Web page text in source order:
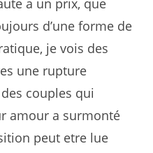
a un prix, que
d’une forme de
je vois des
une rupture
couples qui
amour a surmonté
peut etre lue